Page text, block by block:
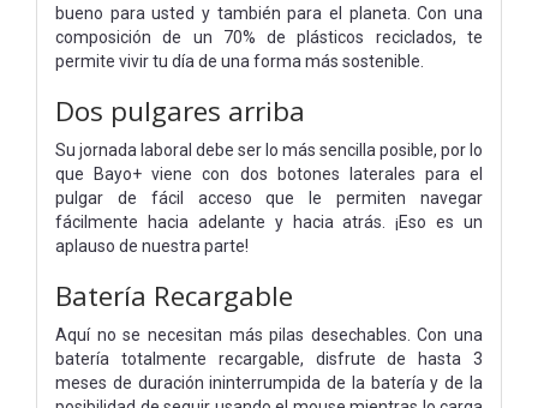
bueno para usted y también para el planeta. Con una
composición de un 70% de plásticos reciclados, te
permite vivir tu día de una forma más sostenible.
Dos pulgares arriba
Su jornada laboral debe ser lo más sencilla posible, por lo
que Bayo+ viene con dos botones laterales para el
pulgar de fácil acceso que le permiten navegar
fácilmente hacia adelante y hacia atrás. ¡Eso es un
aplauso de nuestra parte!
Batería Recargable
Aquí no se necesitan más pilas desechables. Con una
batería totalmente recargable, disfrute de hasta 3
meses de duración ininterrumpida de la batería y de la